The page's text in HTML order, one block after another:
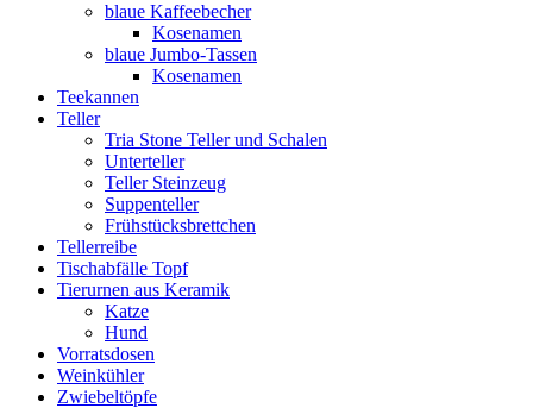
blaue Kaffeebecher
Kosenamen
blaue Jumbo-Tassen
Kosenamen
Teekannen
Teller
Tria Stone Teller und Schalen
Unterteller
Teller Steinzeug
Suppenteller
Frühstücksbrettchen
Tellerreibe
Tischabfälle Topf
Tierurnen aus Keramik
Katze
Hund
Vorratsdosen
Weinkühler
Zwiebeltöpfe